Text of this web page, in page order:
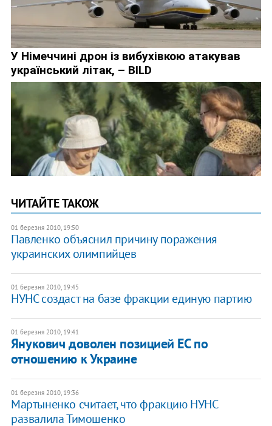
ЧИТАЙТЕ ТАКОЖ
01 березня 2010, 19:50
Павленко объяснил причину поражения
украинских олимпийцев
01 березня 2010, 19:45
НУНС создаст на базе фракции единую партию
01 березня 2010, 19:41
Янукович доволен позицией ЕС по
отношению к Украине
01 березня 2010, 19:36
Мартыненко считает, что фракцию НУНС
развалила Тимошенко